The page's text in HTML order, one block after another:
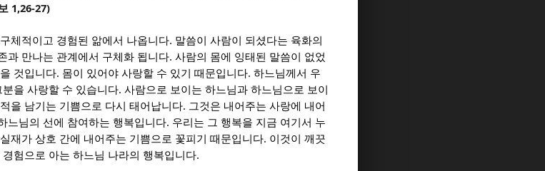
1,26-27)
체적이고 경험된 앎에서 나옵니다. 말씀이 사람이 되셨다는 육화의
과 만나는 관계에서 구체화 됩니다. 사람의 몸에 잉태된 말씀이 없었
것입니다. 몸이 있어야 사랑할 수 있기 때문입니다. 하느님께서 우
을 사랑할 수 있습니다. 사람으로 보이는 하느님과 하느님으로 보이
을 남기는 기쁨으로 다시 태어납니다. 그것은 내어주는 사랑에 내어
느님의 선에 참여하는 행복입니다. 우리는 그 행복을 지금 여기서 누
재가 상호 간에 내어주는 기쁨으로 꽃피기 때문입니다. 이것이 깨끗
험으로 아는 하느님 나라의 행복입니다.